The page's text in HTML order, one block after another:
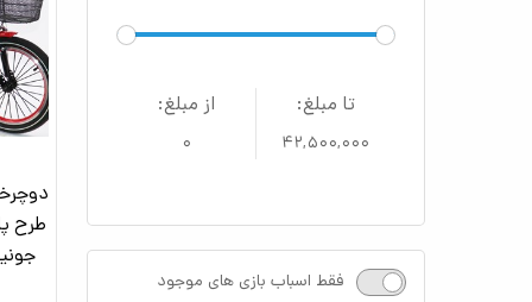
از مبلغ:
۰
تا مبلغ:
۴۲,۵۰۰,۰۰۰
فقط اسباب بازی های موجود
طرح